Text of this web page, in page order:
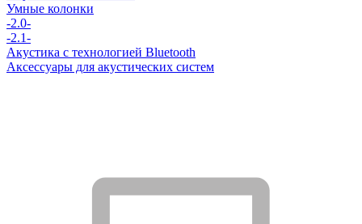
Умные колонки
-2.0-
-2.1-
Акустика с технологией Bluetooth
Аксессуары для акустических систем